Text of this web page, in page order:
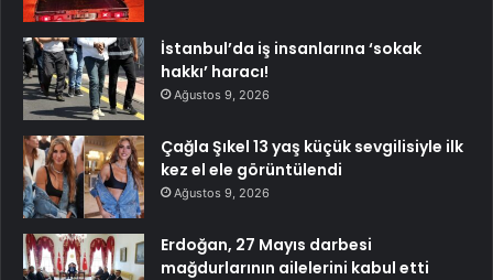
İstanbul’da iş insanlarına ‘sokak
hakkı’ haracı!
Ağustos 9, 2026
Çağla Şıkel 13 yaş küçük sevgilisiyle ilk
kez el ele görüntülendi
Ağustos 9, 2026
Erdoğan, 27 Mayıs darbesi
mağdurlarının ailelerini kabul etti